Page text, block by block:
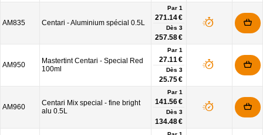
AM835 Centari - Aluminium spécial 0.5L
Par 1
271.14 €
Dès 3
257.58 €
AM950
Mastertint Centari - Special Red
100ml
Par 1
27.11 €
Dès 3
25.75 €
AM960
Centari Mix special - fine bright
alu 0.5L
Par 1
141.56 €
Dès 3
134.48 €